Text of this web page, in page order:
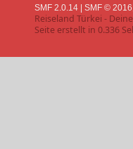
SMF 2.0.14 | SMF © 2016
Reiseland Türkei -
Seite erstellt in 0.336